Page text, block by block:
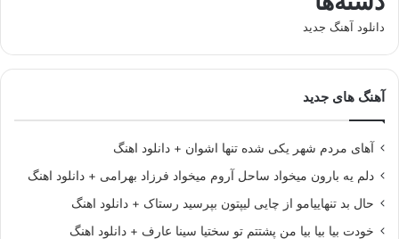
دانلود آهنگ جدید
آهنگ های جدید
آهای مردم شهر یکی شده تنها اشوان + دانلود اهنگ
دلم یه بارون میخواد ساحل آروم میخواد فرزاد بهرامی + دانلود اهنگ
حال بد تنهاییامو از چایی لیپتون بپرسید رستاک + دانلود اهنگ
خودت بیا بیا بیا من پشتتم تو سختیا سینا عارف + دانلود اهنگ